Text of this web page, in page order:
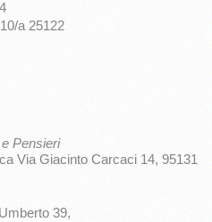
a 25122
Pensieri
Via Giacinto Carcaci 14, 95131
39,